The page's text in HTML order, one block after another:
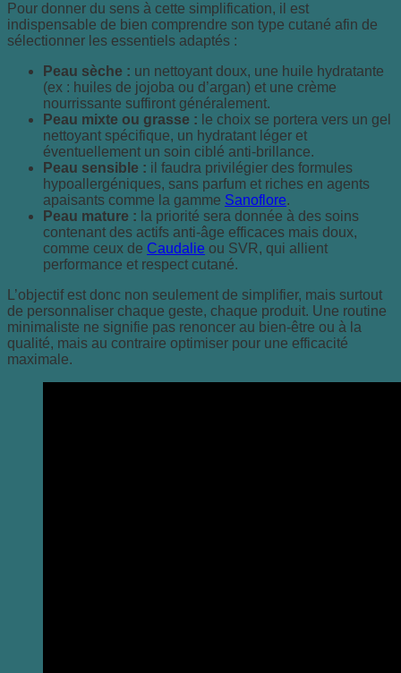
Pour donner du sens à cette simplification, il est
indispensable de bien comprendre son type cutané afin de
sélectionner les essentiels adaptés :
Peau sèche : un nettoyant doux, une huile hydratante
(ex : huiles de jojoba ou d’argan) et une crème
nourrissante suffiront généralement.
Peau mixte ou grasse : le choix se portera vers un gel
nettoyant spécifique, un hydratant léger et
éventuellement un soin ciblé anti-brillance.
Peau sensible : il faudra privilégier des formules
hypoallergéniques, sans parfum et riches en agents
apaisants comme la gamme Sanoflore.
Peau mature : la priorité sera donnée à des soins
contenant des actifs anti-âge efficaces mais doux,
comme ceux de Caudalie ou SVR, qui allient
performance et respect cutané.
L’objectif est donc non seulement de simplifier, mais surtout
de personnaliser chaque geste, chaque produit. Une routine
minimaliste ne signifie pas renoncer au bien-être ou à la
qualité, mais au contraire optimiser pour une efficacité
maximale.